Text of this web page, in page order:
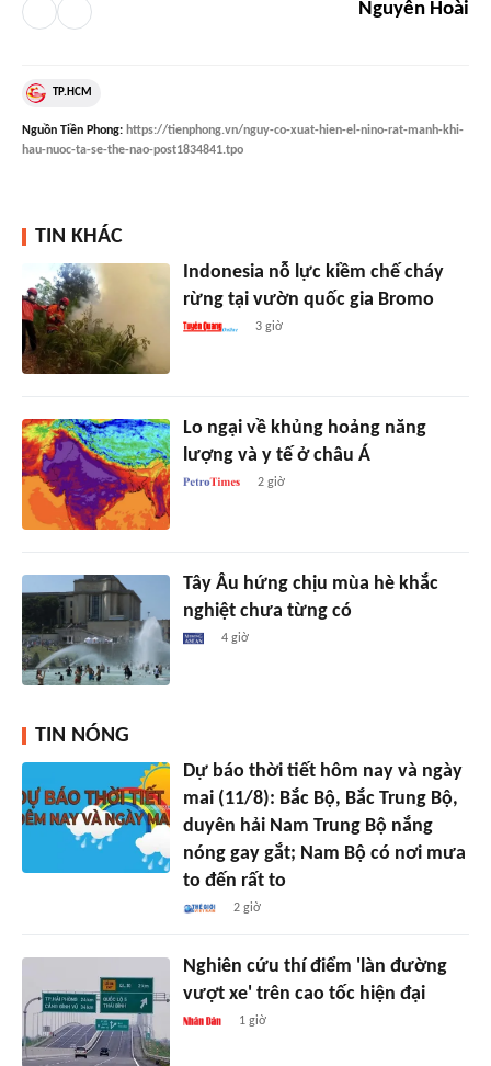
Nguyễn Hoài
TP.HCM
Nguồn Tiền Phong: https://tienphong.vn/nguy-co-xuat-hien-el-nino-rat-manh-khi-
hau-nuoc-ta-se-the-nao-post1834841.tpo
TIN KHÁC
Indonesia nỗ lực kiềm chế cháy
rừng tại vườn quốc gia Bromo
3 giờ
Lo ngại về khủng hoảng năng
lượng và y tế ở châu Á
2 giờ
Tây Âu hứng chịu mùa hè khắc
nghiệt chưa từng có
4 giờ
TIN NÓNG
Dự báo thời tiết hôm nay và ngày
mai (11/8): Bắc Bộ, Bắc Trung Bộ,
duyên hải Nam Trung Bộ nắng
nóng gay gắt; Nam Bộ có nơi mưa
to đến rất to
2 giờ
Nghiên cứu thí điểm 'làn đường
vượt xe' trên cao tốc hiện đại
1 giờ